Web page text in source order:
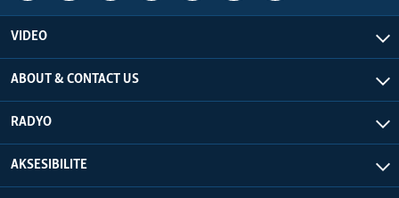
VIDEO
ABOUT & CONTACT US
RADYO
AKSESIBILITE